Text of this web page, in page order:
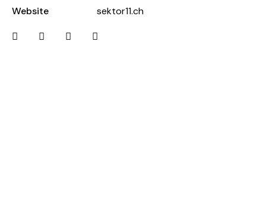
Website
sektor11.ch